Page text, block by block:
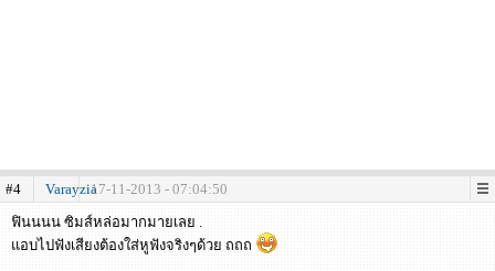
#4 Varayzia17-11-2013 - 07:04:50
ฟินนนน ซิมส์หล่อมากมายเลย .
แอบไปฟังเสียงต้องใส่หูฟังจริงๆด้วย ถถถ